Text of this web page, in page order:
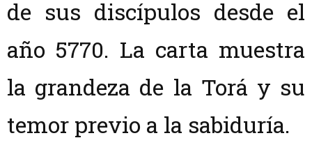
de sus discípulos desde el
año 5770. La carta muestra
la grandeza de la Torá y su
temor previo a la sabiduría.